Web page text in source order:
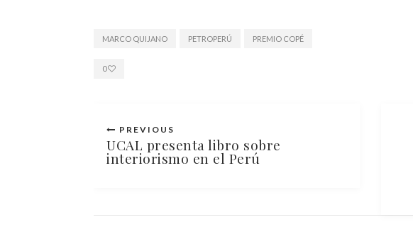
MARCO QUIJANO PETROPERÚ PREMIO COPÉ
0
PREVIOUS
UCAL presenta libro sobre
interiorismo en el Perú